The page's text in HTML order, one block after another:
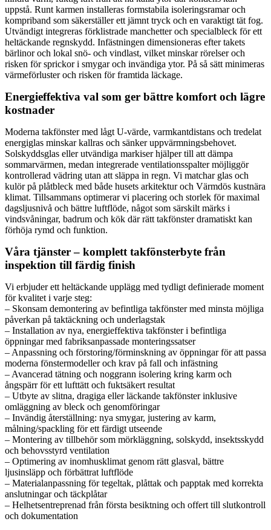
uppstå. Runt karmen installeras formstabila isoleringsramar och
kompriband som säkerställer ett jämnt tryck och en varaktigt tät fog.
Utvändigt integreras förklistrade manchetter och specialbleck för ett
heltäckande regnskydd. Infästningen dimensioneras efter takets
bärlinor och lokal snö- och vindlast, vilket minskar rörelser och
risken för sprickor i smygar och invändiga ytor. På så sätt minimeras
värmeförluster och risken för framtida läckage.
Energieffektiva val som ger bättre komfort och lägre
kostnader
Moderna takfönster med lågt U-värde, varmkantdistans och tredelat
energiglas minskar kallras och sänker uppvärmningsbehovet.
Solskyddsglas eller utvändiga markiser hjälper till att dämpa
sommarvärmen, medan integrerade ventilationsspalter möjliggör
kontrollerad vädring utan att släppa in regn. Vi matchar glas och
kulör på plåtbleck med både husets arkitektur och Värmdös kustnära
klimat. Tillsammans optimerar vi placering och storlek för maximal
dagsljusnivå och bättre luftflöde, något som särskilt märks i
vindsvåningar, badrum och kök där rätt takfönster dramatiskt kan
förhöja rymd och funktion.
Våra tjänster – komplett takfönsterbyte från
inspektion till färdig finish
Vi erbjuder ett heltäckande upplägg med tydligt definierade moment
för kvalitet i varje steg:
– Skonsam demontering av befintliga takfönster med minsta möjliga
påverkan på taktäckning och underlagstak
– Installation av nya, energieffektiva takfönster i befintliga
öppningar med fabriksanpassade monteringssatser
– Anpassning och förstoring/förminskning av öppningar för att passa
moderna fönstermodeller och krav på fall och infästning
– Avancerad tätning och noggrann isolering kring karm och
ångspärr för ett lufttätt och fuktsäkert resultat
– Utbyte av slitna, dragiga eller läckande takfönster inklusive
omläggning av bleck och genomföringar
– Invändig återställning: nya smygar, justering av karm,
målning/spackling för ett färdigt utseende
– Montering av tillbehör som mörkläggning, solskydd, insektsskydd
och behovsstyrd ventilation
– Optimering av inomhusklimat genom rätt glasval, bättre
ljusinsläpp och förbättrat luftflöde
– Materialanpassning för tegeltak, plåttak och papptak med korrekta
anslutningar och täckplåtar
– Helhetsentreprenad från första besiktning och offert till slutkontroll
och dokumentation